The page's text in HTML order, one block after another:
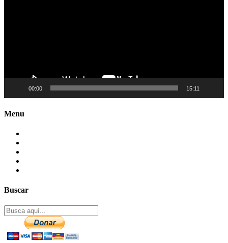
00:00 15:11
Menu
Buscar